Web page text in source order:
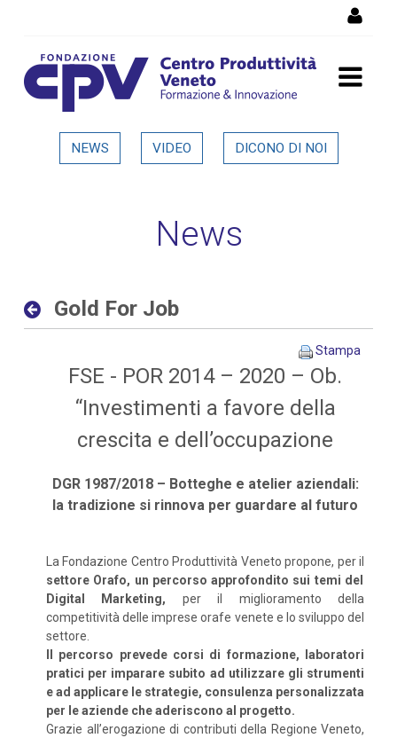
Gold For Job - Dettaglio in
NEWS VIDEO DICONO DI NOI
News
Gold For Job
Stampa
FSE - POR 2014 – 2020 – Ob.
“Investimenti a favore della
crescita e dell’occupazione
DGR 1987/2018 – Botteghe e atelier aziendali:
la tradizione si rinnova per guardare al futuro
La Fondazione Centro Produttività Veneto propone, per il
settore Orafo, un percorso approfondito sui temi del
Digital Marketing, per il miglioramento della
competitività delle imprese orafe venete e lo sviluppo del
settore.
Il percorso prevede corsi di formazione, laboratori
pratici per imparare subito ad utilizzare gli strumenti
e ad applicare le strategie, consulenza personalizzata
per le aziende che aderiscono al progetto.
Grazie all’erogazione di contributi della Regione Veneto,